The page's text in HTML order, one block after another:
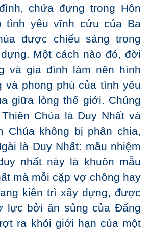
chứa đựng trong Hôn
tình yêu vĩnh cửu của Ba
được chiếu sáng trong
Một cách nào đó, đời
và gia đình làm nên hình
và phong phú của tình yêu
giữa lòng thế giới. Chúng
Chúa là Duy Nhất và
Chúa không bị phân chia,
là Duy Nhất: mầu nhiệm
nhất này là khuôn mẫu
mà mỗi cặp vợ chồng hay
kiên trì xây dựng, được
lực bởi ân sủng của Đấng
ra khỏi giới hạn của một